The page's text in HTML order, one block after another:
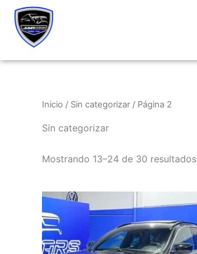
contenido
Inicio / Sin categorizar / Página 2
Sin categorizar
Mostrando 13–24 de 30 resultados